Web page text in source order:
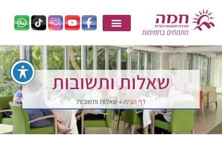
שאלות ותשובות
דף הבית» שאלות ותשובות